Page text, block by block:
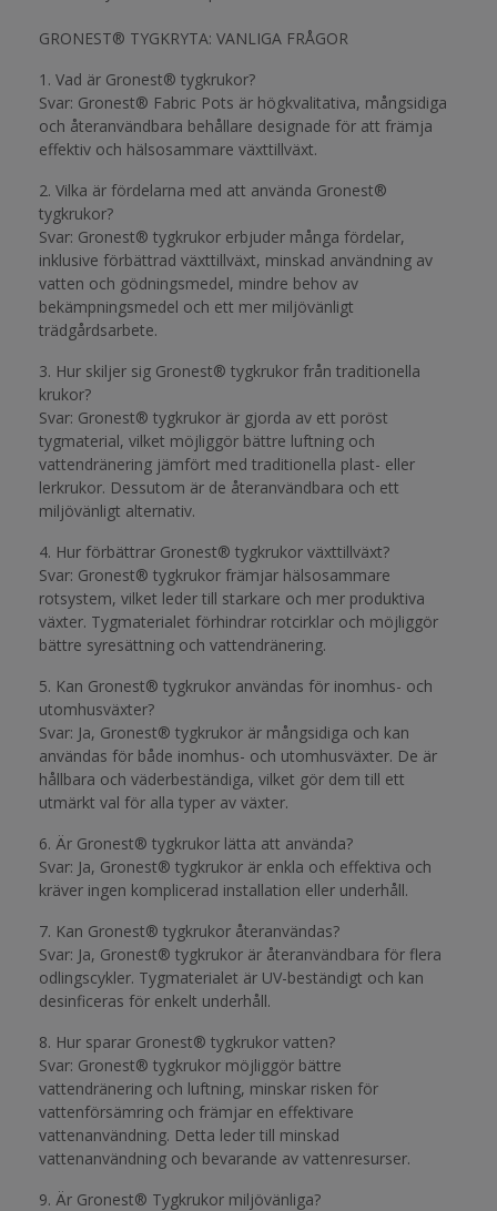
GRONEST® TYGKRYTA: VANLIGA FRÅGOR
1. Vad är Gronest® tygkrukor?
Svar: Gronest® Fabric Pots är högkvalitativa, mångsidiga
och återanvändbara behållare designade för att främja
effektiv och hälsosammare växttillväxt.
2. Vilka är fördelarna med att använda Gronest®
tygkrukor?
Svar: Gronest® tygkrukor erbjuder många fördelar,
inklusive förbättrad växttillväxt, minskad användning av
vatten och gödningsmedel, mindre behov av
bekämpningsmedel och ett mer miljövänligt
trädgårdsarbete.
3. Hur skiljer sig Gronest® tygkrukor från traditionella
krukor?
Svar: Gronest® tygkrukor är gjorda av ett poröst
tygmaterial, vilket möjliggör bättre luftning och
vattendränering jämfört med traditionella plast- eller
lerkrukor. Dessutom är de återanvändbara och ett
miljövänligt alternativ.
4. Hur förbättrar Gronest® tygkrukor växttillväxt?
Svar: Gronest® tygkrukor främjar hälsosammare
rotsystem, vilket leder till starkare och mer produktiva
växter. Tygmaterialet förhindrar rotcirklar och möjliggör
bättre syresättning och vattendränering.
5. Kan Gronest® tygkrukor användas för inomhus- och
utomhusväxter?
Svar: Ja, Gronest® tygkrukor är mångsidiga och kan
användas för både inomhus- och utomhusväxter. De är
hållbara och väderbeständiga, vilket gör dem till ett
utmärkt val för alla typer av växter.
6. Är Gronest® tygkrukor lätta att använda?
Svar: Ja, Gronest® tygkrukor är enkla och effektiva och
kräver ingen komplicerad installation eller underhåll.
7. Kan Gronest® tygkrukor återanvändas?
Svar: Ja, Gronest® tygkrukor är återanvändbara för flera
odlingscykler. Tygmaterialet är UV-beständigt och kan
desinficeras för enkelt underhåll.
8. Hur sparar Gronest® tygkrukor vatten?
Svar: Gronest® tygkrukor möjliggör bättre
vattendränering och luftning, minskar risken för
vattenförsämring och främjar en effektivare
vattenanvändning. Detta leder till minskad
vattenanvändning och bevarande av vattenresurser.
9. Är Gronest® Tygkrukor miljövänliga?